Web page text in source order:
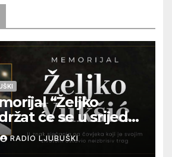
“Željko
će se u srijedu
u Otoku
RADIO LJUBUŠKI